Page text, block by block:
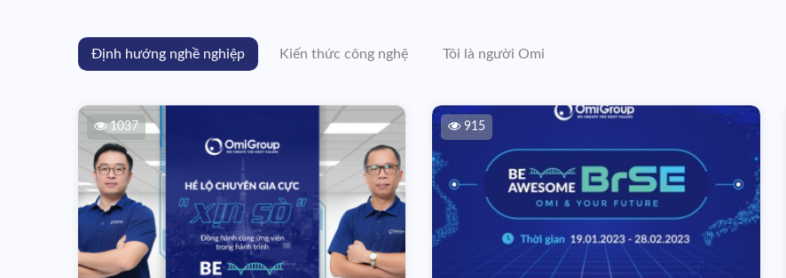
Định hướng nghề nghiệp Kiến thức công nghệ Tôi là người Omi
1037 915